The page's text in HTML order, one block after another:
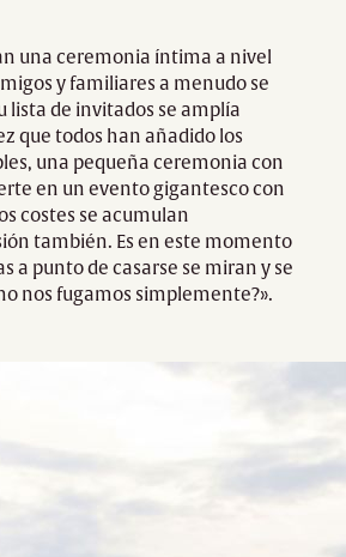
una ceremonia íntima a nivel
y familiares a menudo se
lista de invitados se amplía
que todos han añadido los
una pequeña ceremonia con
en un evento gigantesco con
costes se acumulan
también. Es en este momento
a punto de casarse se miran y se
nos fugamos simplemente?».